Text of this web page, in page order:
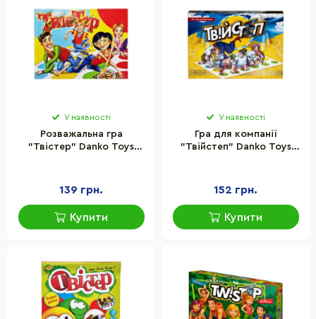
У наявності
Розважальна гра
"Твістер" Danko Toys
139 грн.
Купити
У наявності
Гра для компанії
"Твійстеп" Danko Toys
152 грн.
Купити